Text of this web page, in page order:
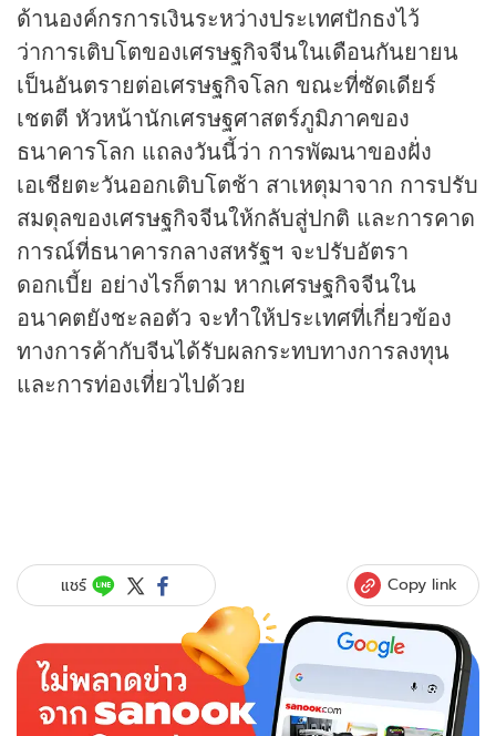
ด้านองค์กรการเงินระหว่างประเทศปักธงไว้
ว่าการเติบโตของเศรษฐกิจจีนในเดือนกันยายน
เป็นอันตรายต่อเศรษฐกิจโลก ขณะที่ซัดเดียร์
เชตตี หัวหน้านักเศรษฐศาสตร์ภูมิภาคของ
ธนาคารโลก แถลงวันนี้ว่า การพัฒนาของฝั่ง
เอเชียตะวันออกเติบโตช้า สาเหตุมาจาก การปรับ
สมดุลของเศรษฐกิจจีนให้กลับสู่ปกติ และการคาด
การณ์ที่ธนาคารกลางสหรัฐฯ จะปรับอัตรา
ดอกเบี้ย อย่างไรก็ตาม หากเศรษฐกิจจีนใน
อนาคตยังชะลอตัว จะทำให้ประเทศที่เกี่ยวข้อง
ทางการค้ากับจีนได้รับผลกระทบทางการลงทุน
และการท่องเที่ยวไปด้วย
แชร์ Copy link